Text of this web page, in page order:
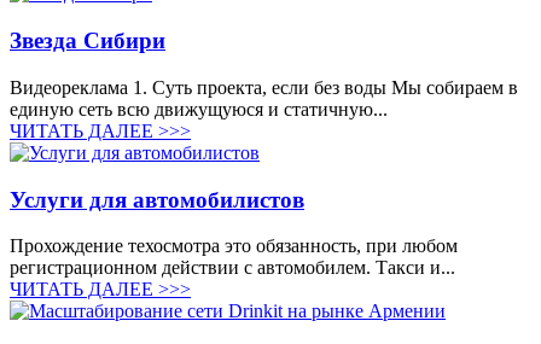
Звезда Сибири
Видеореклама 1. Суть проекта, если без воды Мы собираем в
единую сеть всю движущуюся и статичную...
ЧИТАТЬ ДАЛЕЕ >>>
Услуги для автомобилистов
Прохождение техосмотра это обязанность, при любом
регистрационном действии с автомобилем. Такси и...
ЧИТАТЬ ДАЛЕЕ >>>